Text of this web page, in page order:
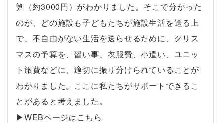
算（約3000円）がわかりました。そこで分かった
のが、どの施設も子どもたちが施設生活を送る上
で、不自由がない生活を送らせるために、クリス
マスの予算を、習い事、衣服費、小遣い、ユニッ
ト旅費などに、適切に振り分けられていることが
わかりました。ここに私たちがサポートできるこ
とがあると考えました。
▶︎WEBページはこちら